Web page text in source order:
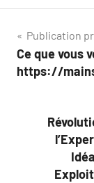
de
Publication
Ce que vous
https://